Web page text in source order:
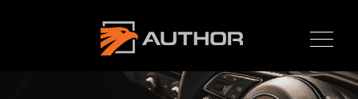
サーアラーム home